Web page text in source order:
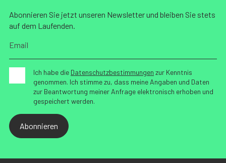
Abonnieren Sie jetzt unseren Newsletter und bleiben Sie stets
auf dem Laufenden.
Ich habe die Datenschutzbestimmungen zur Kenntnis
genommen. Ich stimme zu, dass meine Angaben und Daten
zur Beantwortung meiner Anfrage elektronisch erhoben und
gespeichert werden.
Abonnieren